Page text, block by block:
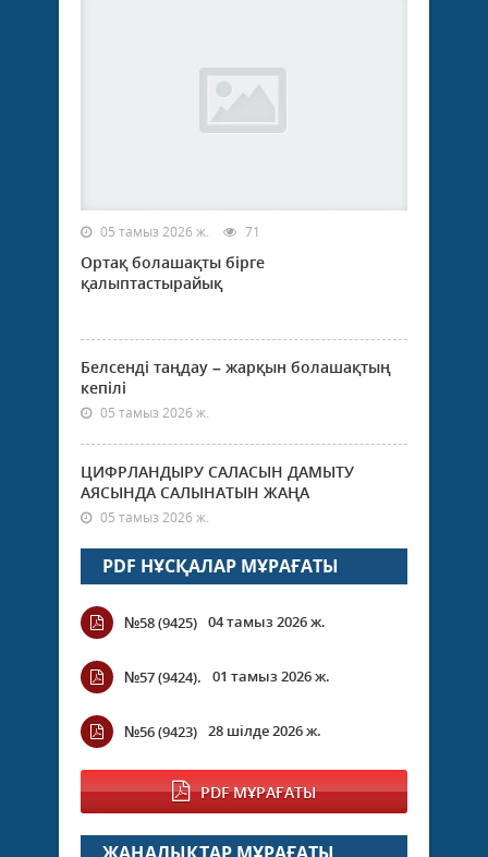
05 тамыз 2026 ж. 71
Ортақ болашақты бірге
қалыптастырайық
Белсенді таңдау – жарқын болашақтың
кепілі
05 тамыз 2026 ж.
ЦИФРЛАНДЫРУ САЛАСЫН ДАМЫТУ
АЯСЫНДА САЛЫНАТЫН ЖАҢА
05 тамыз 2026 ж.
PDF НҰСҚАЛАР МҰРАҒАТЫ
№58 (9425) 04 тамыз 2026 ж.
№57 (9424). 01 тамыз 2026 ж.
№56 (9423) 28 шілде 2026 ж.
PDF МҰРАҒАТЫ